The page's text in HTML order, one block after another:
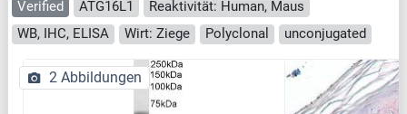
Verified ATG16L1
Reaktivität: Human, Maus
WB, IHC, ELISA
Wirt: Ziege Polyclonal unconjugated
2 Abbildungen